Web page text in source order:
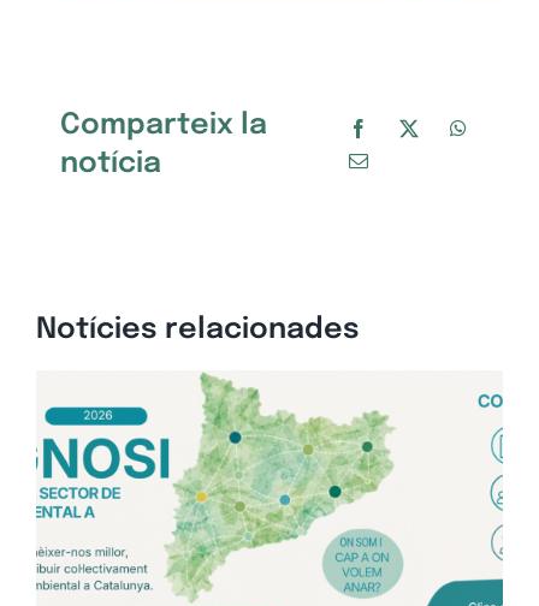
Comparteix la
notícia
Notícies relacionades